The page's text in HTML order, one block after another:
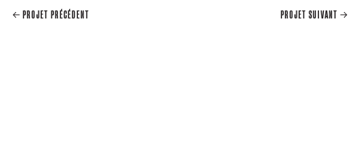
PROJET PRÉCÉDENT PROJET SUIVANT